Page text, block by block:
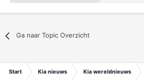
Ga naar Topic Overzicht
Start Kia nieuws Kia wereldnieuws